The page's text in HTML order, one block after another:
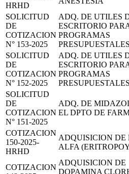
HRHD
SOLICITUD
DE
COTIZACION
N° 153-2025
ADQ. DE UTILES
ESCRITORIO
PROGRAMAS
SOLICITUD
DE
COTIZACION
N° 152-2025
ADQ. DE UTILES
ESCRITORIO
PROGRAMAS
SOLICITUD
DE
COTIZACION
N° 151-2025
ADQ. DE
EL DPTO DE
COTIZACION
150-2025-
HRHD
ADQUISICION DE
ALFA
COTIZACION
ADQUISICION DE
DOPAMINA